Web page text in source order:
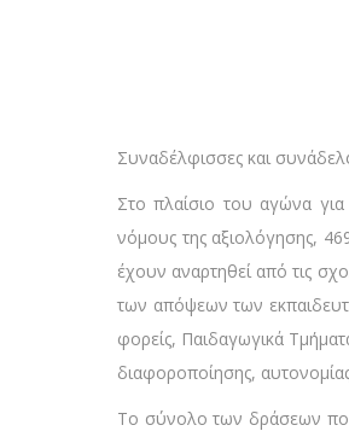
Συναδέλφισσες και
Στο πλαίσιο του αγώνα
νόμους της αξιολόγησης,
έχουν αναρτηθεί από τις
των απόψεων των
φορείς, Παιδαγωγικά
διαφοροποίησης,
Το σύνολο των δράσεων που